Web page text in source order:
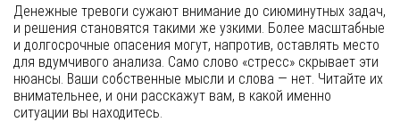
Денежные тревоги сужают внимание до сиюминутных задач,
и решения становятся такими же узкими. Более масштабные
и долгосрочные опасения могут, напротив, оставлять место
для вдумчивого анализа. Само слово «стресс» скрывает эти
нюансы. Ваши собственные мысли и слова — нет. Читайте их
внимательнее, и они расскажут вам, в какой именно
ситуации вы находитесь.